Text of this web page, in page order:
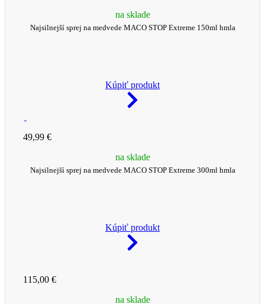
na sklade
Najsilnejší sprej na medvede MACO STOP Extreme 150ml hmla
Kúpiť produkt
49,99 €
na sklade
Najsilnejší sprej na medvede MACO STOP Extreme 300ml hmla
Kúpiť produkt
115,00 €
na sklade